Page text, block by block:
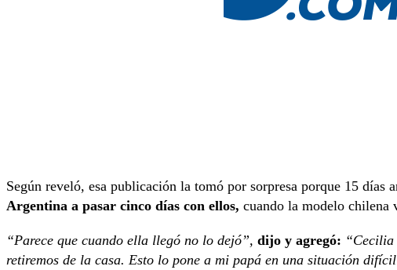
Según reveló, esa publicación la tomó por sorpresa porque 15 días
Argentina a pasar cinco días con ellos, cuando la modelo chilena
“Parece que cuando ella llegó no lo dejó”, dijo y agregó: “Cecilia
retiremos de la casa. Esto lo pone a mi papá en una situación